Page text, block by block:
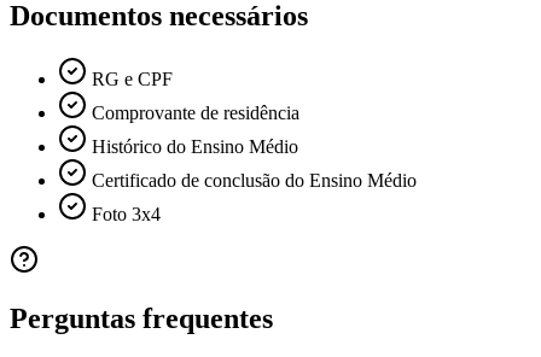
Documentos necessários
RG e CPF
Comprovante de residência
Histórico do Ensino Médio
Certificado de conclusão do Ensino Médio
Foto 3x4
Perguntas frequentes